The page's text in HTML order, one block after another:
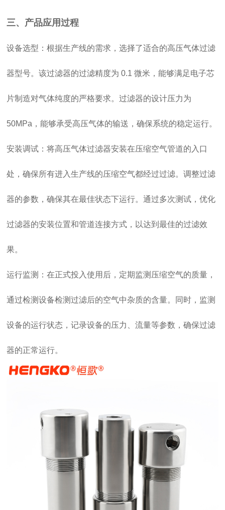
三、产品应用过程
设备选型：根据生产线的需求，选择了适合的高压气体过滤
器型号。该过滤器的过滤精度为 0.1 微米，能够满足电子芯
片制造对气体纯度的严格要求。过滤器的设计压力为
50MPa，能够承受高压气体的输送，确保系统的稳定运行。
安装调试：将高压气体过滤器安装在压缩空气管道的入口
处，确保所有进入生产线的压缩空气都经过过滤。调整过滤
器的参数，确保其在最佳状态下运行。通过多次测试，优化
过滤器的安装位置和管道连接方式，以达到最佳的过滤效
果。
运行监测：在正式投入使用后，定期监测压缩空气的质量，
通过检测设备检测过滤后的空气中杂质的含量。同时，监测
设备的运行状态，记录设备的压力、流量等参数，确保过滤
器的正常运行。